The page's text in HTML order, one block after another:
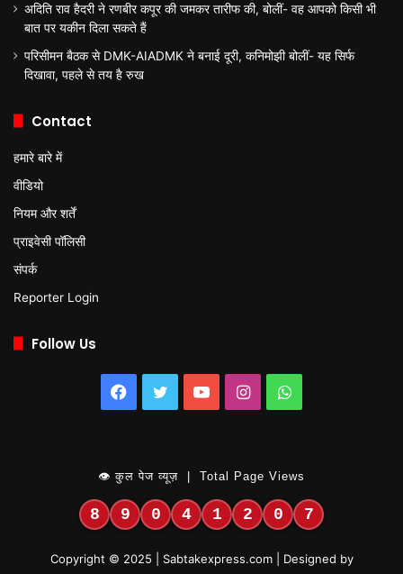
अदिति राव हैदरी ने रणबीर कपूर की जमकर तारीफ की, बोलीं- वह आपको किसी भी
बात पर यकीन दिला सकते हैं
परिसीमन बैठक से DMK-AIADMK ने बनाई दूरी, कनिमोझी बोलीं- यह सिर्फ
दिखावा, पहले से तय है रुख
Contact
हमारे बारे में
वीडियो
नियम और शर्तें
प्राइवेसी पॉलिसी
संपर्क
Reporter Login
Follow Us
Facebook
TwitterYouTubeInstagramWhatsApp
👁 कुल पेज व्यूज़ | Total Page Views
8 9 0 4 1 2 0 7
Copyright © 2025 | Sabtakexpress.com | Designed by